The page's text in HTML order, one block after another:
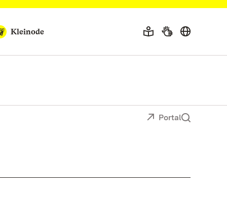
Kleinode
Portal